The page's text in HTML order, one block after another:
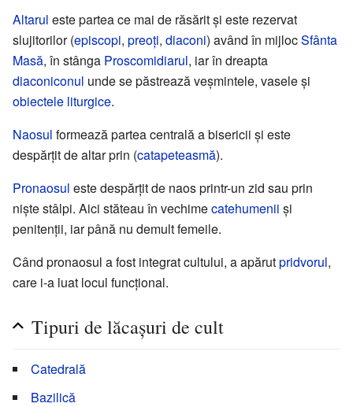
Altarul este partea ce mai de răsărit și este rezervat
slujitorilor (episcopi, preoți, diaconi) având în mijlocSfânta
Masă, în stânga Proscomidiarul, iar în dreapta
diaconiconul unde se păstrează veșmintele, vasele și
obiectele liturgice.
Naosul formează partea centrală a bisericii și este
despărțit de altar prin (catapeteasmă).
Pronaosul este despărțit de naos printr-un zid sau prin
niște stâlpi. Aici stăteau în vechimecatehumenii și
penitenții, iar până nu demult femeile.
Când pronaosul a fost integrat cultului, a apărutpridvorul,
care i-a luat locul funcțional.
Tipuri de lăcașuri de cult
Catedrală
Bazilică